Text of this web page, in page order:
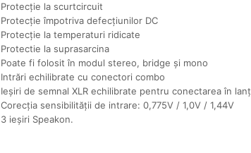
Protecție la scurtcircuit
Protecție împotriva defecțiunilor DC
Protecție la temperaturi ridicate
Protectie la suprasarcina
Poate fi folosit în modul stereo, bridge și mono
Intrări echilibrate cu conectori combo
Ieșiri de semnal XLR echilibrate pentru conectarea în lanț
Corecția sensibilității de intrare: 0,775V / 1,0V / 1,44V
3 ieșiri Speakon.